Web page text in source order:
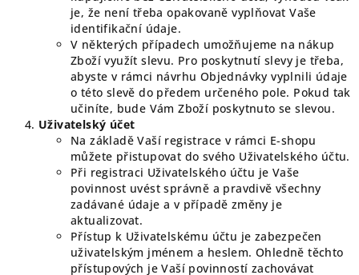
je, že není třeba opakovaně vyplňovat Vaše
identifikační údaje.
V některých případech umožňujeme na nákup
Zboží využít slevu. Pro poskytnutí slevy je třeba,
abyste v rámci návrhu Objednávky vyplnili údaje
o této slevě do předem určeného pole. Pokud tak
učiníte, bude Vám Zboží poskytnuto se slevou.
Uživatelský účet
Na základě Vaší registrace v rámci E-shopu
můžete přistupovat do svého Uživatelského účtu.
Při registraci Uživatelského účtu je Vaše
povinnost uvést správně a pravdivě všechny
zadávané údaje a v případě změny je
aktualizovat.
Přístup k Uživatelskému účtu je zabezpečen
uživatelským jménem a heslem. Ohledně těchto
přístupových je Vaší povinností zachovávat